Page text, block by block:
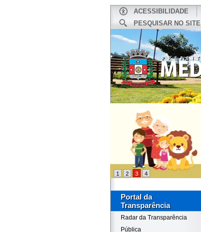
ACESSIBILIDADE
PESQUISAR NO SITE
1 2 3 4
Portal da
Transparência
Radar da Transparência
Pública